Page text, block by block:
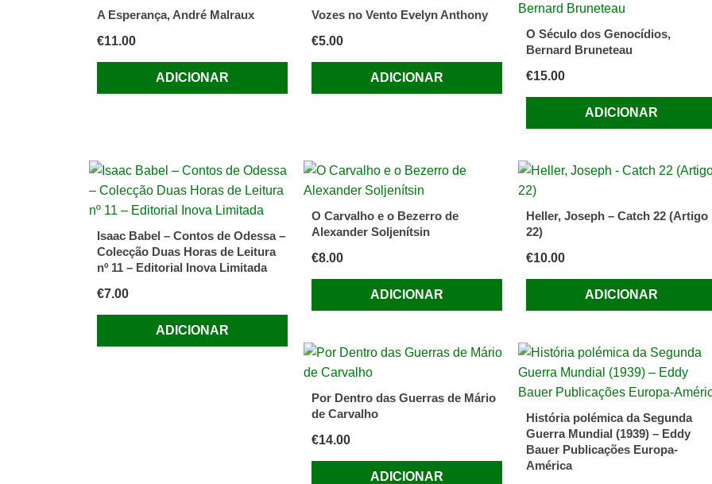
Berling
A Esperança, André Malraux
€11.00
ADICIONAR
Vozes no Vento Evelyn Anthony
€5.00
ADICIONAR
O Século dos Genocídios,
Bernard Bruneteau
€15.00
ADICIONAR
Isaac Babel – Contos de Odessa –
Colecção Duas Horas de Leitura
nº 11 – Editorial Inova Limitada
€7.00
ADICIONAR
O Carvalho e o Bezerro de
Alexander Soljenítsin
€8.00
ADICIONAR
Heller, Joseph – Catch 22 (Artigo
22)
€10.00
ADICIONAR
Por Dentro das Guerras de Mário
de Carvalho
€14.00
ADICIONAR
História polémica da Segunda
Guerra Mundial (1939) – Eddy
Bauer Publicações Europa-
América